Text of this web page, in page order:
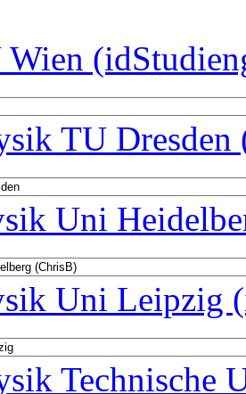
Wien
TU
Uni
Uni Leipzig
Technische